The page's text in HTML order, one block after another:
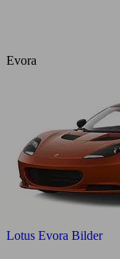
Evora
Lotus Evora Bilder